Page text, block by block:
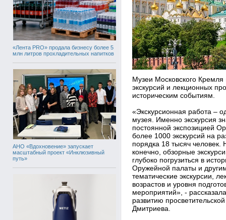
«Лента PRO» продала бизнесу более 5
млн литров прохладительных напитков
АНО «Вдохновение» запускает
масштабный проект «Инклюзивный
путь»
Музеи Московского Кремля
экскурсий и лекционных
историческим событиям.
«Экскурсионная работа –
музея. Именно экскурсия
постоянной экспозицией
более 1000 экскурсий на
порядка 18 тысяч
конечно, обзорные
глубоко погрузиться в
Оружейной палаты и
тематические экскурсии,
возрастов и уровня
мероприятий», -
развитию
Дмитриева.